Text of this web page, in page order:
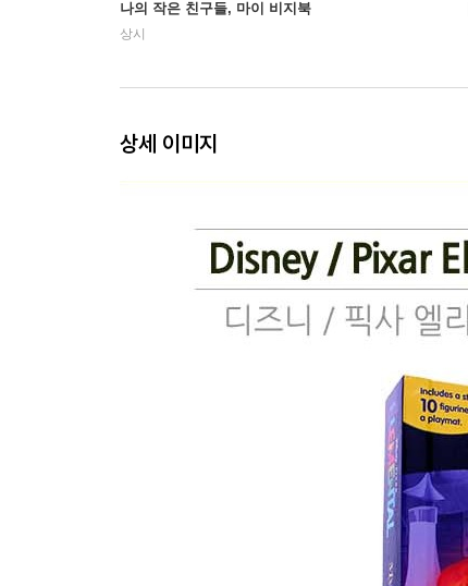
나의 작은 친구들, 마이 비지북
상시
상세 이미지